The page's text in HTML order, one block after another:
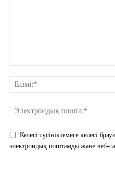
Келесі түсініктемеге келесі
электрондық поштамды және веб-